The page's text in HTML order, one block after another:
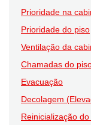
Prioridade na
Prioridade do piso
Ventilação da
Chamadas do
Evacuação
Decolagem
Reinicialização